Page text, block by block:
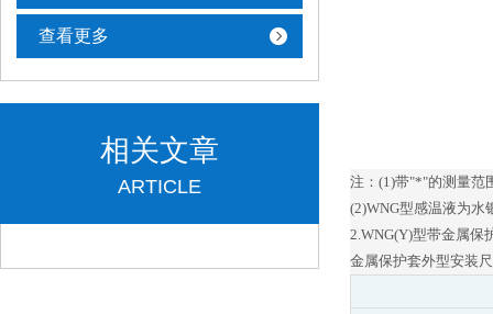
查看更多
相关文章
ARTICLE
注：(1)带"*"的测量范
(2)WNG型感温液为
2.WNG(Y)型带金属
金属保护套外型安装